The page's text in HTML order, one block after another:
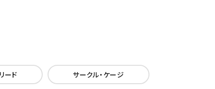
ード サークル・ケージ